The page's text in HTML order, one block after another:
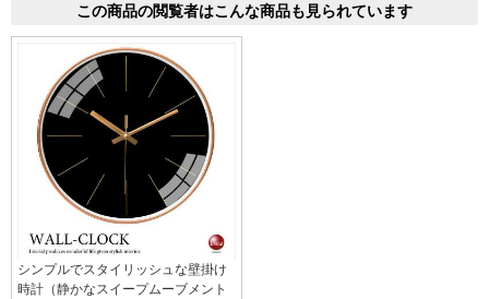
この商品の閲覧者はこんな商品も見られています
シンプルでスタイリッシュな壁掛け
時計（静かなスイープムーブメント